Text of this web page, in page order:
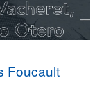
Foucault